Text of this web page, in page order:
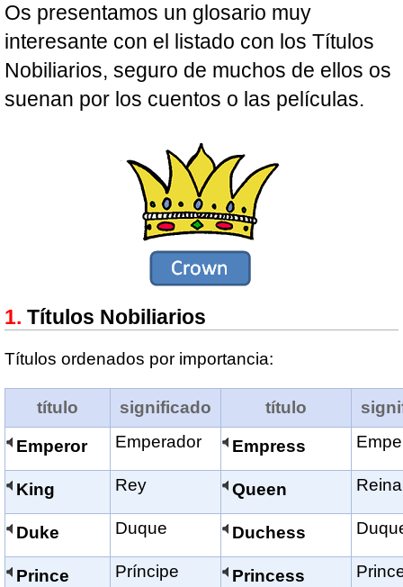
Os presentamos un glosario muy
interesante con el listado con los Títulos
Nobiliarios, seguro de muchos de ellos os
suenan por los cuentos o las películas.
Títulos Nobiliarios
Títulos ordenados por importancia:
título significado título
Emperor Emperador Empress
King Rey Queen Reina
Duke Duque Duchess
Prince Príncipe Princess